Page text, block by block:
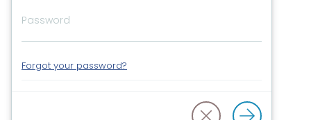
Forgot your password?